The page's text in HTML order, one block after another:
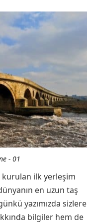
- 01
kurulan ilk yerleşim
en uzun taş
yazımızda sizlere
bilgiler hem de